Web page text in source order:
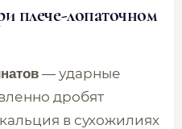
плече-лопаточном
— ударные
дробят
в сухожилиях